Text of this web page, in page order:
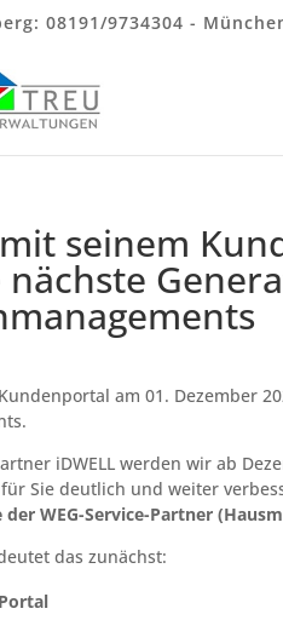
08191/9734304 -
seinem
am 01. Dezember
iDWELL werden wir ab
Sie deutlich und weiter
WEG-Service-Partner
das zunächst:
Portal